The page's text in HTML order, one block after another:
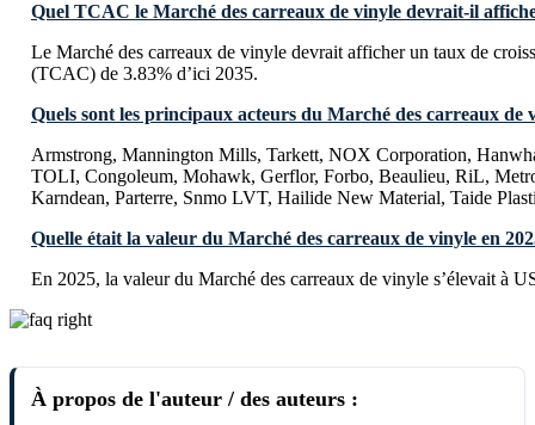
Quel TCAC le Marché des carreaux de vinyle devrait-il
Le Marché des carreaux de vinyle devrait afficher un taux de
(TCAC) de 3.83% d’ici 2035.
Quels sont les principaux acteurs du Marché des carreaux de
Armstrong, Mannington Mills, Tarkett, NOX Corporation,
TOLI, Congoleum, Mohawk, Gerflor, Forbo, Beaulieu, RiL,
Karndean, Parterre, Snmo LVT, Hailide New Material, Taide
Quelle était la valeur du Marché des carreaux de vinyle en
En 2025, la valeur du Marché des carreaux de vinyle s’élevait à
À propos de l'auteur / des auteurs :